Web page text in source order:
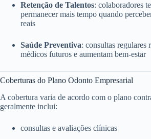
Retenção de Talentos: colaboradores
permanecer mais tempo quando
reais
Saúde Preventiva: consultas regulares
médicos futuros e aumentam bem-estar
Coberturas do Plano Odonto Empresarial
A cobertura varia de acordo com o plano
geralmente inclui:
consultas e avaliações clínicas